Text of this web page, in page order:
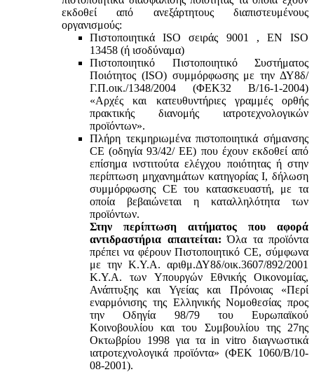
εκδοθεί από ανεξάρτητους διαπιστευμένους
οργανισμούς:
Πιστοποιητικά ISO σειράς 9001 , ΕΝ ISO
13458 (ή ισοδύναμα)
Πιστοποιητικό Πιστοποιητικό Συστήματος
Ποιότητος (ISO) συμμόρφωσης με την ΔΥ8δ/
Γ.Π.οικ./1348/2004 (ΦΕΚ32 Β/16-1-2004)
«Αρχές και κατευθυντήριες γραμμές ορθής
πρακτικής διανομής ιατροτεχνολογικών
προϊόντων».
Πλήρη τεκμηριωμένα πιστοποιητικά σήμανσης
CE (οδηγία 93/42/ ΕΕ) που έχουν εκδοθεί από
επίσημα ινστιτούτα ελέγχου ποιότητας ή στην
περίπτωση μηχανημάτων κατηγορίας Ι, δήλωση
συμμόρφωσης CE του κατασκευαστή, με τα
οποία βεβαιώνεται η καταλληλότητα των
προϊόντων.
Στην περίπτωση αιτήματος που αφορά
αντιδραστήρια απαιτείται: Όλα τα προϊόντα
πρέπει να φέρουν Πιστοποιητικό CE, σύμφωνα
με την Κ.Υ.Α. αριθμ.ΔΥ8δ/οικ.3607/892/2001
Κ.Υ.Α. των Υπουργών Εθνικής Οικονομίας,
Ανάπτυξης και Υγείας και Πρόνοιας «Περί
εναρμόνισης της Ελληνικής Νομοθεσίας προς
την Οδηγία 98/79 του Ευρωπαϊκού
Κοινοβουλίου και του Συμβουλίου της 27ης
Οκτωβρίου 1998 για τα in vitro διαγνωστικά
ιατροτεχνολογικά προϊόντα» (ΦΕΚ 1060/Β/10-
08-2001).